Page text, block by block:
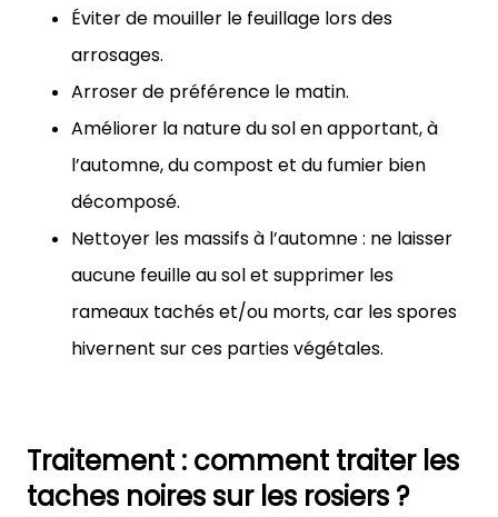
Éviter de mouiller le feuillage lors des
arrosages.
Arroser de préférence le matin.
Améliorer la nature du sol en apportant, à
l’automne, du compost et du fumier bien
décomposé.
Nettoyer les massifs à l’automne : ne laisser
aucune feuille au sol et supprimer les
rameaux tachés et/ou morts, car les spores
hivernent sur ces parties végétales.
Traitement : comment traiter les
taches noires sur les rosiers ?